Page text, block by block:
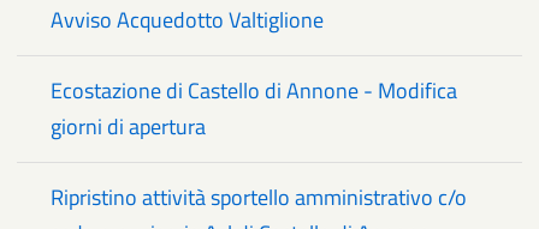
Avviso Acquedotto Valtiglione
Ecostazione di Castello di Annone - Modifica
giorni di apertura
Ripristino attività sportello amministrativo c/o